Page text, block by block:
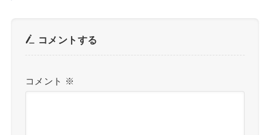
コメントする
コメント ※